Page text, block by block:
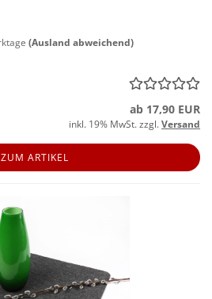
(Ausland abweichend)
ab 17,90 EUR
inkl. 19% MwSt. zzgl.Versand
ZUM ARTIKEL